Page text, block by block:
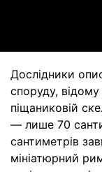
Дослідники
споруду, відому
піщаниковій
— лише 70
сантиметрів
мініатюрний